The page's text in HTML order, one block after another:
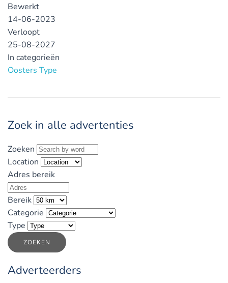
Bewerkt
14-06-2023
Verloopt
25-08-2027
In categorieën
Oosters Type
Zoek in alle advertenties
Zoeken
Location
Adres bereik
Bereik
Categorie
Type
ZOEKEN
Adverteerders